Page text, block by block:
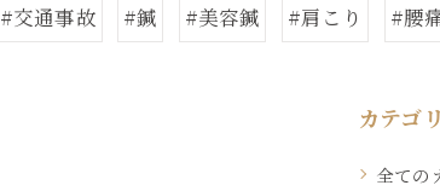
#交通事故 #鍼 #美容鍼 #肩こり #腰
カテゴ
全ての